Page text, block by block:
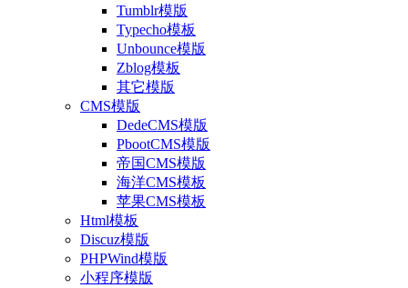
Tumblr模版
Typecho模板
Unbounce模版
Zblog模板
其它模版
CMS模版
DedeCMS模版
PbootCMS模版
帝国CMS模版
海洋CMS模板
苹果CMS模板
Html模板
Discuz模版
PHPWind模版
小程序模版